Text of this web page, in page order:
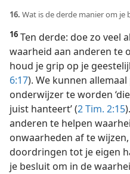
16. Wat is de derde manier om je
16 Ten derde: doe zo veel
waarheid aan anderen te
houd je grip op je
6:17). We kunnen
onderwijzer te worden
juist hanteert’ (2 Tim. 2:15
anderen te helpen
onwaarheden af te
doordringen tot je eigen
je besluit om in de